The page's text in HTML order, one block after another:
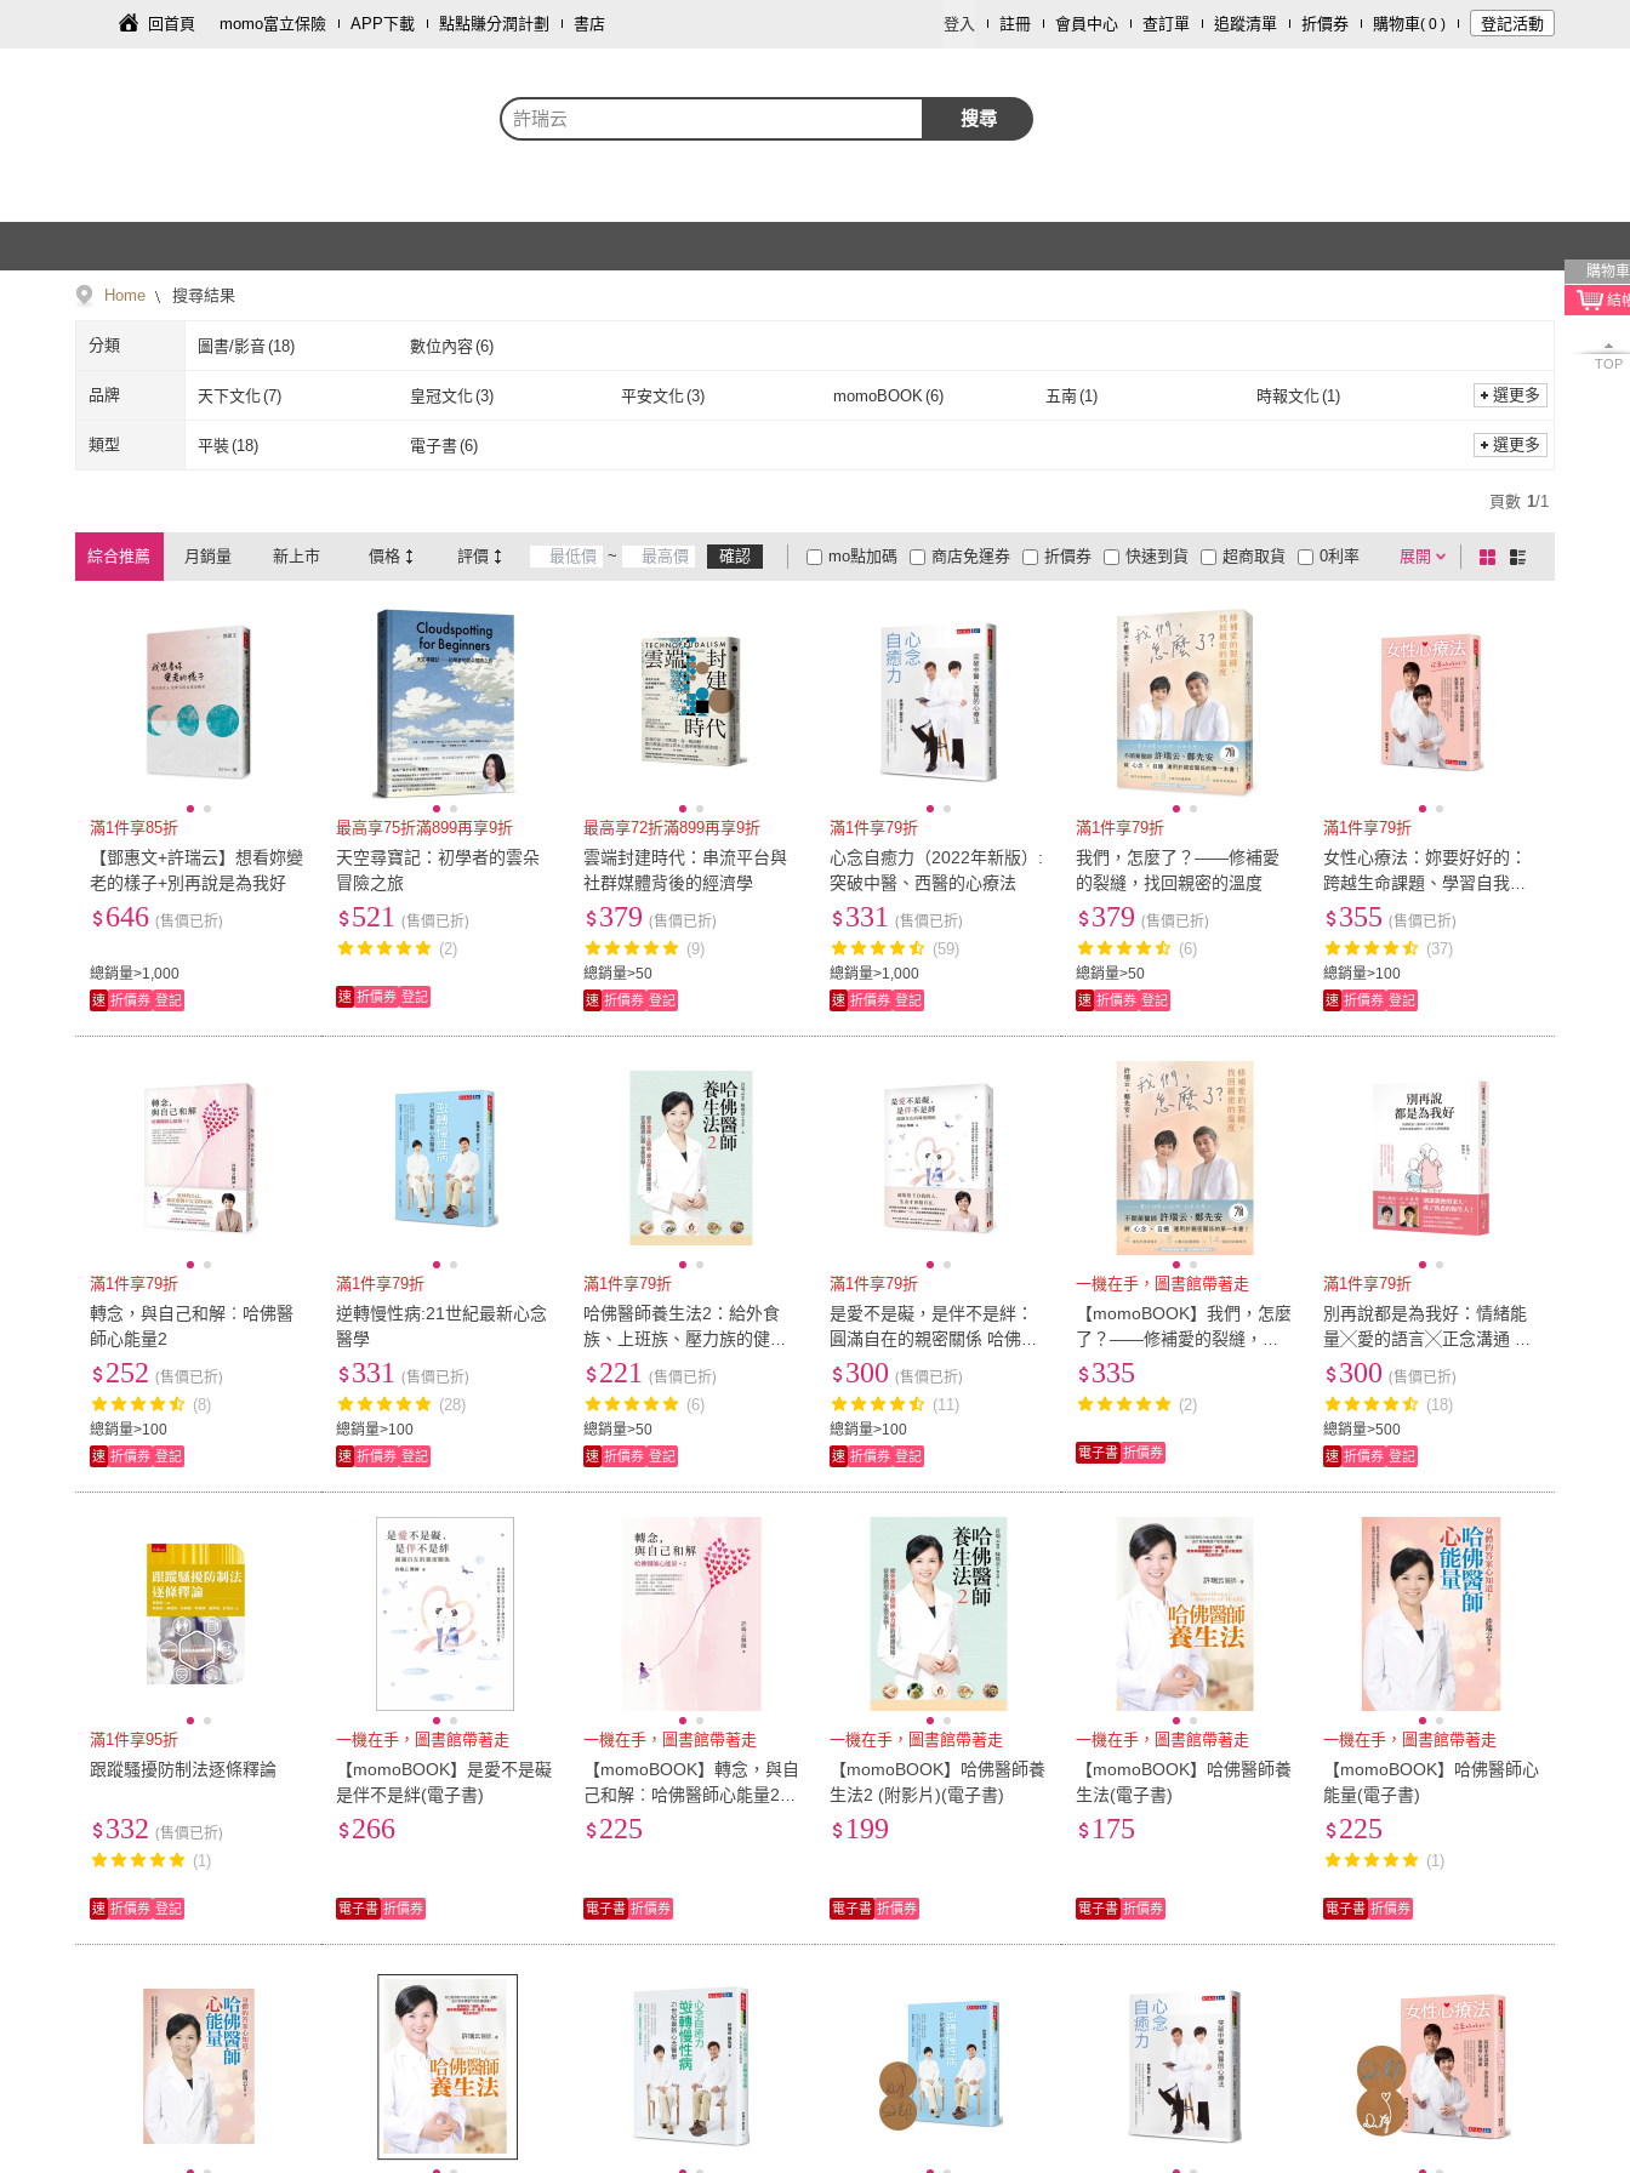
回首頁 momo富立保險 APP下載 點點賺分潤計劃 書店 登入 註冊 會員中心 查訂單 追蹤清單 折價券 購物車( 0 ) 登記活動
許瑞云 搜尋
購物車
TOP
Home 搜尋結果
分類 圖書/影音(18) 數位內容(6)
品牌 天下文化(7) 皇冠文化(3) 平安文化(3) momoBOOK (6) 五南(1) 時報文化(1)
衛城(1) 方智(1)
天下文化 皇冠文化
取消 選更多
類型 平裝(18) 電子書(6) 選更多
頁數 1/1
綜合推薦 月銷量 新上市 價格 評價 ~ 確認 展開
折價券
有影片
商品有量 電視購物
mo點加碼 快速到貨 超商取貨
大家電安心配
大家電快配
商店免運券 0利率
及以上 及以上 1 及以上
棋
盤
列
滿1件享85折
【鄧惠文+許瑞云】想看妳變
老的樣子+別再說是為我好
總銷量>1,000
646 (售價已折)
速 折價券 登記
最高享75折滿899再享9折
天空尋寶記：初學者的雲朵
冒險之旅
521
(售價已折)
(2)
速 折價券 登記
最高享72折滿899再享9折
雲端封建時代：串流平台與
社群媒體背後的經濟學
總銷量>50
379 (售價已折)
(9)
速 折價券 登記
滿1件享79折
心念自癒力（2022年新版）:
突破中醫、西醫的心療法
總銷量>1,000
331 (售價已折)
(59)
速 折價券 登記
滿1件享79折
我們，怎麼了？——修補愛
的裂縫，找回親密的溫度
總銷量>50
379 (售價已折)
(6)
速 折價券 登記
滿1件享79折
女性心療法：妳要好好的：
跨越生命課題、學習自我療
癒，重獲身心健康
總銷量>100
355 (售價已折)
(37)
速 折價券 登記
滿1件享79折
轉念，與自己和解︰哈佛醫
師心能量2
總銷量>100
252 (售價已折)
(8)
速 折價券 登記
滿1件享79折
逆轉慢性病:21世紀最新心念
醫學
總銷量>100
331
(售價已折)
(28)
速 折價券 登記
滿1件享79折
哈佛醫師養生法2：給外食
族、上班族、壓力族的健康
指南 從身體到心靈 全面安
總銷量>50
221 (售價已折)
(6)
速 折價券 登記
滿1件享79折
是愛不是礙，是伴不是絆：
圓滿自在的親密關係 哈佛醫
師心能量
總銷量>100
300 (售價已折)
(11)
速 折價券 登記
一機在手，圖書館帶著走
【momoBOOK】我們，怎麼
了？——修補愛的裂縫，找
回親密的溫度(電子書)
335
(2)
電子書 折價券
滿1件享79折
別再說都是為我好：情緒能
量╳愛的語言╳正念溝通 改
變家庭能量動力 化解家人關
總銷量>500
300 (售價已折)
(18)
速 折價券 登記
滿1件享95折
跟蹤騷擾防制法逐條釋論
332 (售價已折)
(1)
速 折價券 登記
一機在手，圖書館帶著走
【momoBOOK】是愛不是礙
是伴不是絆(電子書)
266
電子書 折價券
一機在手，圖書館帶著走
【momoBOOK】轉念，與自
己和解︰哈佛醫師心能量2
(電子書)
225
電子書 折價券
一機在手，圖書館帶著走
【momoBOOK】哈佛醫師養
生法2 (附影片)(電子書)
199
電子書 折價券
一機在手，圖書館帶著走
【momoBOOK】哈佛醫師養
生法(電子書)
175
電子書 折價券
一機在手，圖書館帶著走
【momoBOOK】哈佛醫師心
能量(電子書)
225
(1)
電子書 折價券